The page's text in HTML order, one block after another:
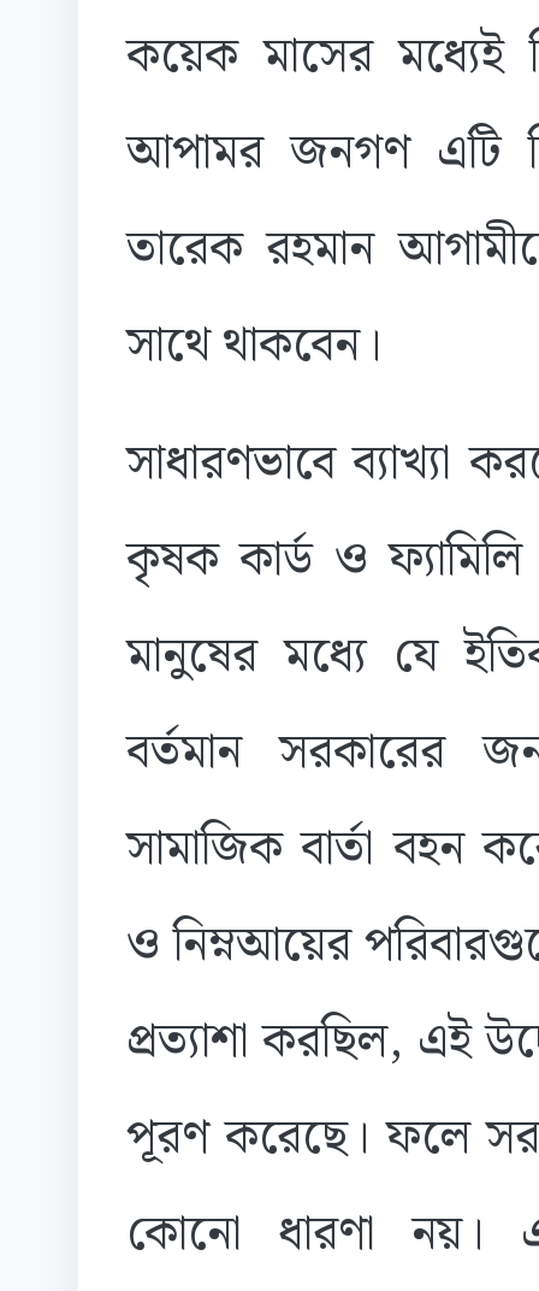
কয়েক মাসের মধ্যেই
আপামর জনগণ এটি
তারেক রহমান
সাথে থাকবেন।
সাধারণভাবে ব্যাখ্যা
কৃষক কার্ড ও ফ্যামিলি
মানুষের মধ্যে যে
বর্তমান সরকারের
সামাজিক বার্তা বহন
ও নিম্নআয়ের
প্রত্যাশা করছিল, এই
পূরণ করেছে। ফলে
কোনো ধারণা নয়।